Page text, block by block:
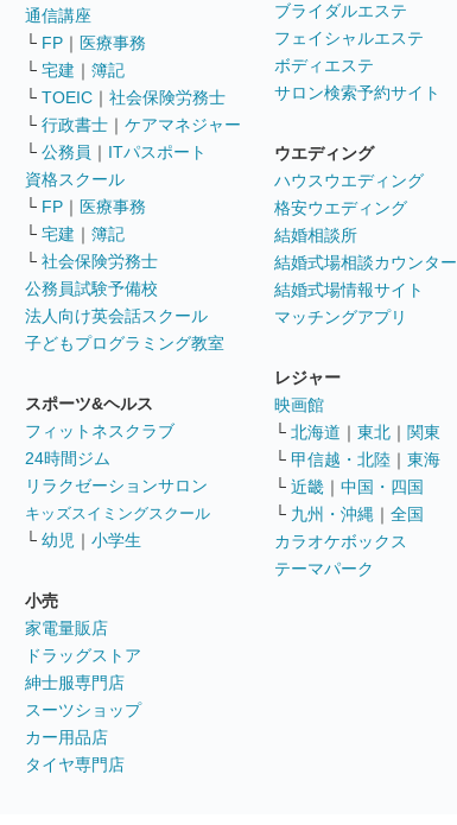
通信講座
└ FP ｜ 医療事務
└ 宅建 ｜ 簿記
└ TOEIC ｜ 社会保険労務士
└ 行政書士 ｜ ケアマネジャー
└ 公務員 ｜ ITパスポート
資格スクール
└ FP ｜ 医療事務
└ 宅建 ｜ 簿記
└ 社会保険労務士
公務員試験予備校
法人向け英会話スクール
子どもプログラミング教室
スポーツ&ヘルス
フィットネスクラブ
24時間ジム
リラクゼーションサロン
キッズスイミングスクール
└ 幼児 ｜ 小学生
小売
家電量販店
ドラッグストア
紳士服専門店
スーツショップ
カー用品店
タイヤ専門店
ブライダルエステ
フェイシャルエステ
ボディエステ
サロン検索予約サイト
ウエディング
ハウスウエディング
格安ウエディング
結婚相談所
結婚式場相談カウンター
結婚式場情報サイト
マッチングアプリ
レジャー
映画館
└ 北海道 ｜ 東北 ｜ 関東
└ 甲信越・北陸 ｜ 東海
└ 近畿 ｜ 中国・四国
└ 九州・沖縄 ｜ 全国
カラオケボックス
テーマパーク